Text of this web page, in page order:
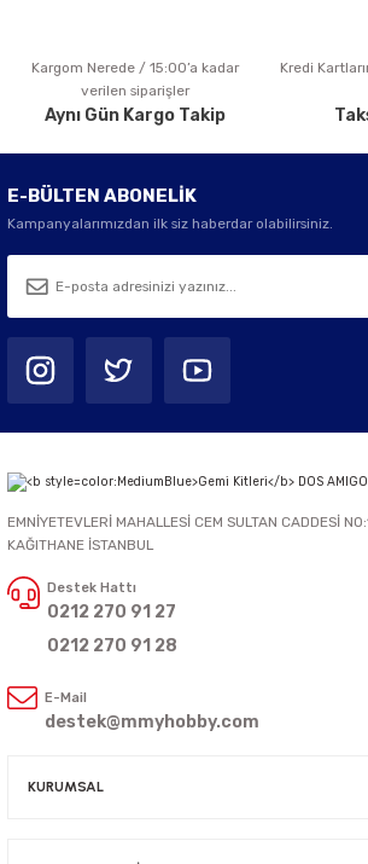
Gönder
Kargom Nerede / 15:00’a kadar
verilen siparişler
Aynı Gün Kargo Takip
Kredi
E-BÜLTEN ABONELİK
Kampanyalarımızdan ilk siz haberdar olabilirsiniz.
EMNİYETEVLERİ MAHALLESİ CEM SULTAN CADDESİ
KAĞITHANE İSTANBUL
Destek Hattı
0212 270 91 27
0212 270 91 28
E-Mail
destek@mmyhobby.com
KURUMSAL